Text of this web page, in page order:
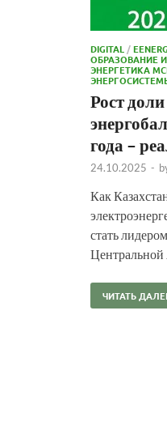
DIGITAL /
ОБРАЗОВАНИЕ
ЭНЕРГЕТИКА
Рост
года –
24.10.2025 -
Как
стать
Центральной
ЧИТАТЬ